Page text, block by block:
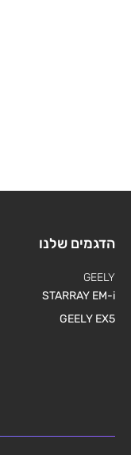
הדגמים שלנו
GEELY
STARRAY EM-i
GEELY EX5